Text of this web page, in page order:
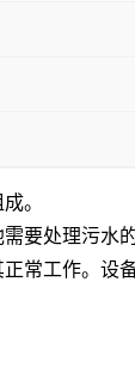
。
要处理污水的
常工作。设